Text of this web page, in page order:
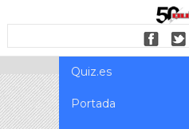
Quiz.es
Portada